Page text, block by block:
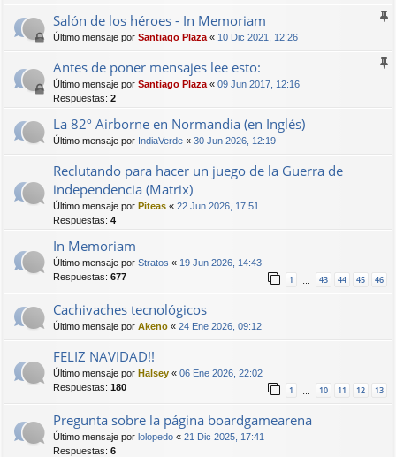
Salón de los héroes - In Memoriam
Último mensaje por Santiago Plaza « 10 Dic 2021, 12:26
Antes de poner mensajes lee esto:
Último mensaje por Santiago Plaza « 09 Jun 2017, 12:16
Respuestas: 2
La 82º Airborne en Normandia (en Inglés)
Último mensaje por IndiaVerde « 30 Jun 2026, 12:19
Reclutando para hacer un juego de la Guerra de
independencia (Matrix)
Último mensaje por Piteas « 22 Jun 2026, 17:51
Respuestas: 4
In Memoriam
Último mensaje por Stratos « 19 Jun 2026, 14:43
Respuestas: 677 1 43 44 45 46
Cachivaches tecnológicos
Último mensaje por Akeno « 24 Ene 2026, 09:12
FELIZ NAVIDAD!!
Último mensaje por Halsey « 06 Ene 2026, 22:02
Respuestas: 180 1 10 11 12 13
Pregunta sobre la página boardgamearena
Último mensaje por lolopedo « 21 Dic 2025, 17:41
Respuestas: 6